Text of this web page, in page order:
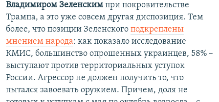
Владимиром Зеленским при покровительстве
Трампа, а это уже совсем другая диспозиция. Тем
более, что позиции Зеленского подкреплены
мнением народа: как показало исследование
КМИС, большинство опрошенных украинцев, 58% –
выступают против территориальных уступок
России. Агрессор не должен получить то, что
пытался завоевать оружием. Причем, доля не